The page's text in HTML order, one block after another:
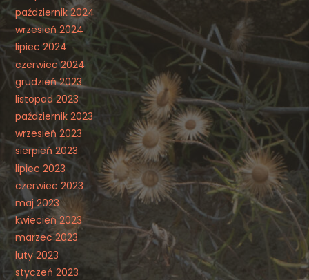
październik 2024
wrzesień 2024
lipiec 2024
czerwiec 2024
grudzień 2023
listopad 2023
październik 2023
wrzesień 2023
sierpień 2023
lipiec 2023
czerwiec 2023
maj 2023
kwiecień 2023
marzec 2023
luty 2023
styczeń 2023